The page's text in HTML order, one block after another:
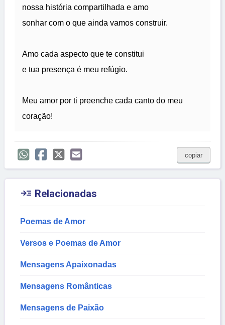
nossa história compartilhada e amo
sonhar com o que ainda vamos construir.
Amo cada aspecto que te constitui
e tua presença é meu refúgio.
Meu amor por ti preenche cada canto do meu
coração!
copiar
 Relacionadas
Poemas de Amor
Versos e Poemas de Amor
Mensagens Apaixonadas
Mensagens Românticas
Mensagens de Paixão